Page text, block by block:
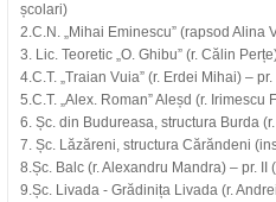
școlari)
2.C.N. „Mihai Eminescu” (rapsod
3. Lic. Teoretic „O. Ghibu” (r. Călin
4.C.T. „Traian Vuia” (r. Erdei Mihai) – pr.
5.C.T. „Alex. Roman” Aleșd (r. Irimescu
6. Șc. din Budureasa, structura Burda
7. Șc. Lăzăreni, structura Cărăndeni
8.Șc. Balc (r. Alexandru Mandra) – pr. II
9.Șc. Livada - Grădinița Livada (r.